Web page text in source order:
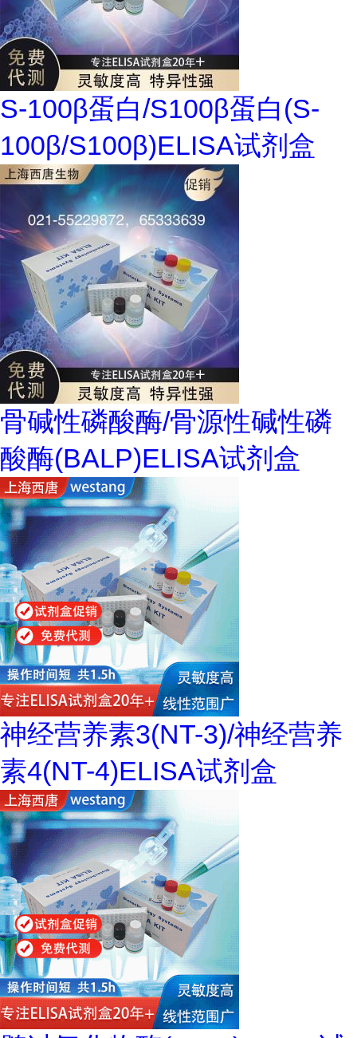
S-100β蛋白/S100β蛋白(S-
100β/S100β)ELISA试剂盒
骨碱性磷酸酶/骨源性碱性磷
酸酶(BALP)ELISA试剂盒
神经营养素3(NT-3)/神经营养
素4(NT-4)ELISA试剂盒